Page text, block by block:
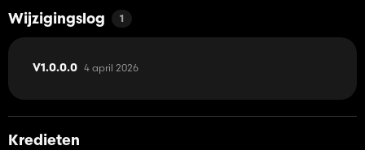
Wijzigingslog 1
V1.0.0.0 4 april 2026
Kredieten